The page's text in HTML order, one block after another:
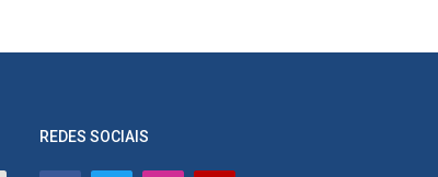
REDES SOCIAIS